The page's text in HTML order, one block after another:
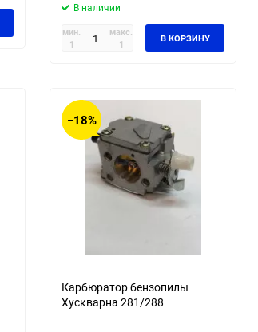
В наличии
мин.
1
макс.
1
В КОРЗИНУ
−18%
Карбюратор бензопилы
Хускварна 281/288